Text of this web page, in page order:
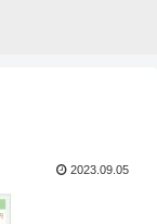
2023.09.05